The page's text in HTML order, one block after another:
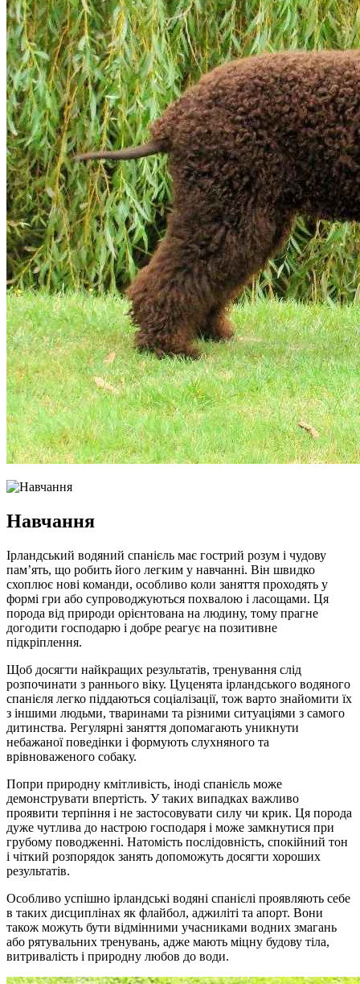
Навчання
Ірландський водяний спанієль має гострий розум і чудову
пам’ять, що робить його легким у навчанні. Він швидко
схоплює нові команди, особливо коли заняття проходять у
формі гри або супроводжуються похвалою і ласощами. Ця
порода від природи орієнтована на людину, тому прагне
догодити господарю і добре реагує на позитивне
підкріплення.
Щоб досягти найкращих результатів, тренування слід
розпочинати з раннього віку. Цуценята ірландського водяного
спанієля легко піддаються соціалізації, тож варто знайомити їх
з іншими людьми, тваринами та різними ситуаціями з самого
дитинства. Регулярні заняття допомагають уникнути
небажаної поведінки і формують слухняного та
врівноваженого собаку.
Попри природну кмітливість, іноді спанієль може
демонструвати впертість. У таких випадках важливо
проявити терпіння і не застосовувати силу чи крик. Ця порода
дуже чутлива до настрою господаря і може замкнутися при
грубому поводженні. Натомість послідовність, спокійний тон
і чіткий розпорядок занять допоможуть досягти хороших
результатів.
Особливо успішно ірландські водяні спанієлі проявляють себе
в таких дисциплінах як флайбол, аджиліті та апорт. Вони
також можуть бути відмінними учасниками водних змагань
або рятувальних тренувань, адже мають міцну будову тіла,
витривалість і природну любов до води.